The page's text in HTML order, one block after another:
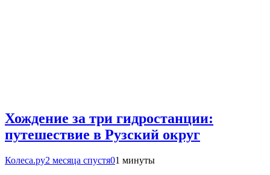
Хождение за три гидростанции:
путешествие в Рузский округ
Колеса.ру2 месяца спустя01 минуты